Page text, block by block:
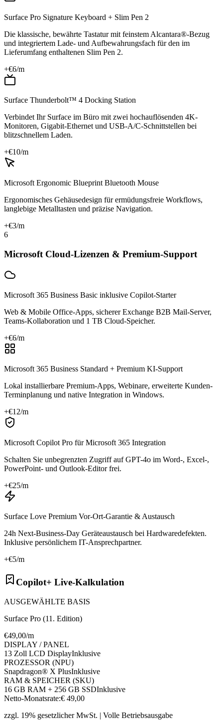
Surface Pro Signature Keyboard + Slim Pen 2
Die klassische, bewährte Tastatur mit feinstem Alcantara®-Bezug
und integriertem Lade- und Aufbewahrungsfach für den im
Lieferumfang enthaltenen Slim Pen 2.
+€6/m
Surface Thunderbolt™ 4 Docking Station
Verbindet Ihr Surface im Büro mit zwei hochauflösenden 4K-
Monitoren, Gigabit-Ethernet und USB-A/C-Schnittstellen bei
blitzschnellem Laden.
+€10/m
Microsoft Ergonomic Blueprint Bluetooth Mouse
Ergonomisches Gehäusedesign für ermüdungsfreie Workflows,
langlebige Metalltasten und präzise Navigation.
+€3/m
6
Microsoft Cloud-Lizenzen & Premium-Support
Microsoft 365 Business Basic inklusive Copilot-Starter
Web & Mobile Office-Apps, sicherer Exchange B2B Mail-Server,
Teams-Kollaboration und 1 TB Cloud-Speicher.
+€6/m
Microsoft 365 Business Standard + Premium KI-Support
Lokal installierbare Premium-Apps, Webinare, erweiterte Kunden-
Terminplanung und native Integration in Windows.
+€12/m
Microsoft Copilot Pro für Microsoft 365 Integration
Schalten Sie unbegrenzten Zugriff auf GPT-4o im Word-, Excel-,
PowerPoint- und Outlook-Editor frei.
+€25/m
Surface Love Premium Vor-Ort-Garantie & Austausch
24h Next-Business-Day Geräteaustausch bei Hardwaredefekten.
Inklusive persönlichem IT-Ansprechpartner.
+€5/m
Copilot+ Live-Kalkulation
AUSGEWÄHLTE BASIS
Surface Pro (11. Edition)
€49,00/m
DISPLAY / PANEL
13 Zoll LCD DisplayInklusive
PROZESSOR (NPU)
Snapdragon® X PlusInklusive
RAM & SPEICHER (SKU)
16 GB RAM + 256 GB SSDInklusive
Netto-Monatsrate:€ 49,00
zzgl. 19% gesetzlicher MwSt. | Volle Betriebsausgabe